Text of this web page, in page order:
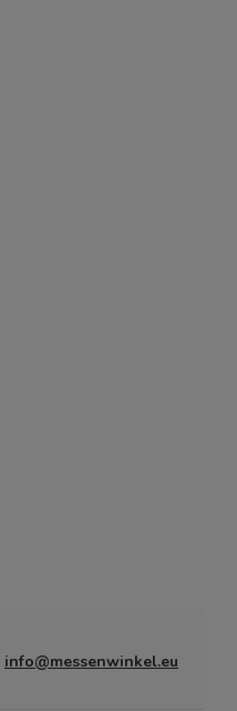
info@messenwinkel.eu